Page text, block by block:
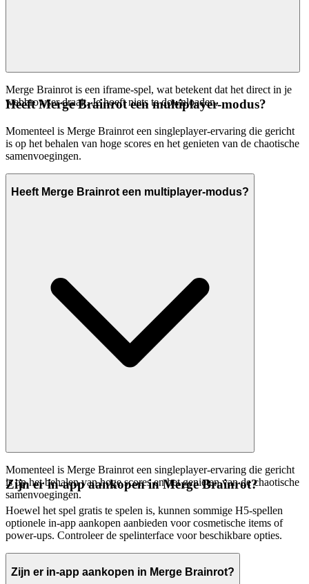
Merge Brainrot is een iframe-spel, wat betekent dat het direct in je
webbrowser draait. Je hoeft niets te downloaden.
Heeft Merge Brainrot een multiplayer-modus?
Momenteel is Merge Brainrot een singleplayer-ervaring die gericht
is op het behalen van hoge scores en het genieten van de chaotische
samenvoegingen.
Heeft Merge Brainrot een multiplayer-modus?
Momenteel is Merge Brainrot een singleplayer-ervaring die gericht
is op het behalen van hoge scores en het genieten van de chaotische
samenvoegingen.
Zijn er in-app aankopen in Merge Brainrot?
Hoewel het spel gratis te spelen is, kunnen sommige H5-spellen
optionele in-app aankopen aanbieden voor cosmetische items of
power-ups. Controleer de spelinterface voor beschikbare opties.
Zijn er in-app aankopen in Merge Brainrot?